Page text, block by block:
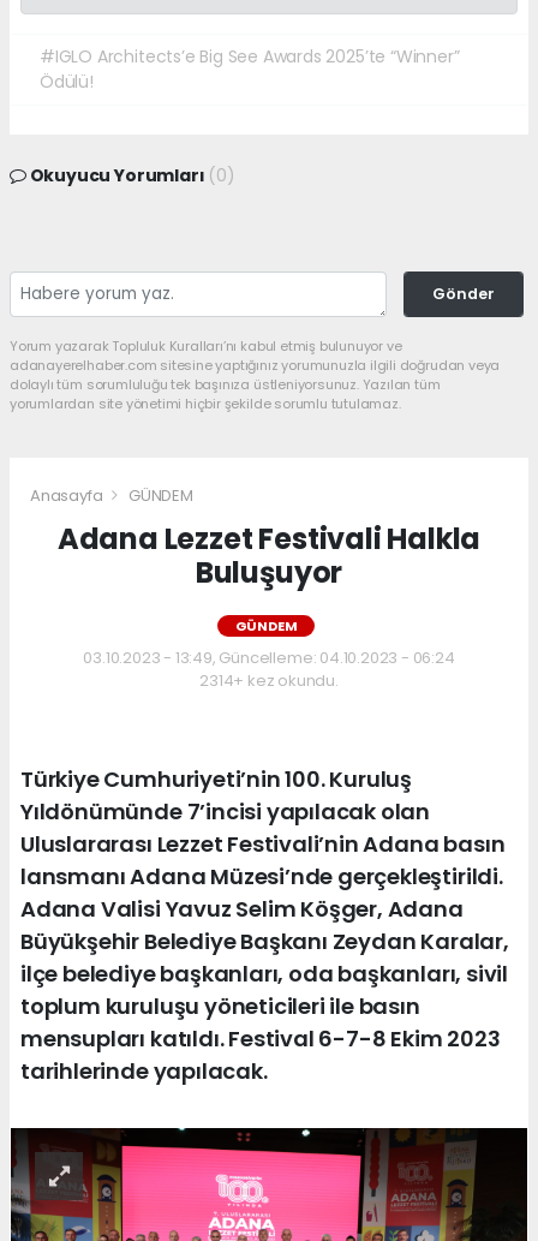
#IGLO Architects’e Big See Awards 2025’te “Winner”
Ödülü!
Okuyucu Yorumları (0)
Gönder
Yorum yazarak Topluluk Kuralları’nı kabul etmiş bulunuyor ve
adanayerelhaber.com sitesine yaptığınız yorumunuzla ilgili doğrudan veya
dolaylı tüm sorumluluğu tek başınıza üstleniyorsunuz. Yazılan tüm
yorumlardan site yönetimi hiçbir şekilde sorumlu tutulamaz.
Anasayfa GÜNDEM
Adana Lezzet Festivali Halkla
Buluşuyor
GÜNDEM
03.10.2023 - 13:49, Güncelleme: 04.10.2023 - 06:24
2314+ kez okundu.
Türkiye Cumhuriyeti’nin 100. Kuruluş
Yıldönümünde 7’incisi yapılacak olan
Uluslararası Lezzet Festivali’nin Adana basın
lansmanı Adana Müzesi’nde gerçekleştirildi.
Adana Valisi Yavuz Selim Köşger, Adana
Büyükşehir Belediye Başkanı Zeydan Karalar,
ilçe belediye başkanları, oda başkanları, sivil
toplum kuruluşu yöneticileri ile basın
mensupları katıldı. Festival 6-7-8 Ekim 2023
tarihlerinde yapılacak.